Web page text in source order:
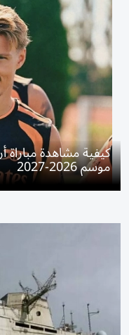
كيفية مشاهدة
موسم 2026-2027